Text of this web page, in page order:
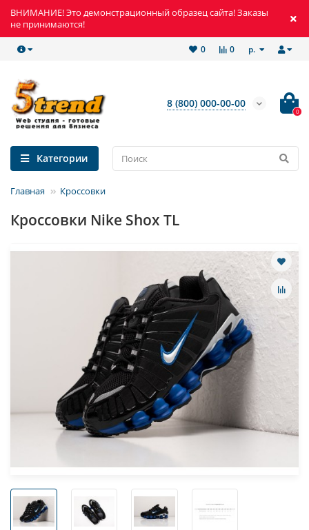
ВНИМАНИЕ! Это демонстрационный образец сайта! Заказы
не принимаются!
р.
0
0
8 (800) 000-00-00
0
Категории
Главная Кроссовки
Кроссовки Nike Shox TL